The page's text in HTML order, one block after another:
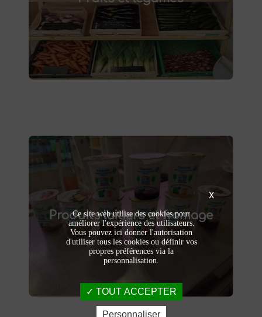
cultivés localement. Goûtez la différence :
des produits sains et respectueux de
l'environnement. Vente directe à la ferme ou
livraison à domicile.
Produits laitiers et fromage
Produits laitiers et fromage
produits laitiers et fromages à
Saint-Saulve
. Yaourts crémeux, fromages
affinés et autres délices laitiers vous
attendent dans notre ferme. Livraison et
vente directe à la ferme pour une fraîcheur
garantie.
X
Ce site web utilise des cookies pour
améliorer l'expérience des utilisateurs.
Vous pouvez ici donner l'autorisation
d'utiliser tous les cookies ou définir vos
propres préférences via la
personnalisation.
TOUT ACCEPTER
Personnaliser